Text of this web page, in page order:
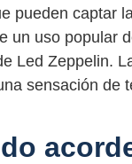
pueden captar
un uso popular
Led Zeppelin.
sensación de